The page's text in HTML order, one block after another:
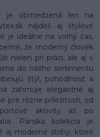
je obmedzená len na
nájdeš aj štýlové
je ideálne na voľný čas,
že moderný človek
nielen pri práci, ale aj v
do nášho sortimentu
štýl, pohodlnosť a
zahrnuje elegantné aj
pre rôzne príležitosti, od
aktivity až po
Pánska kolekcia je
aj moderné strihy, ktoré